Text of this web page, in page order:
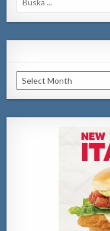
for:
Archivo